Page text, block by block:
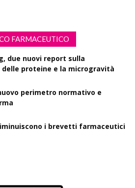
FARMACEUTICO
due nuovi report sulla
proteine e la microgravità
perimetro normativo e
i brevetti farmaceutici